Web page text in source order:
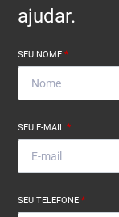
ajudar.
SEU NOME*
SEU E-MAIL*
SEU TELEFONE*